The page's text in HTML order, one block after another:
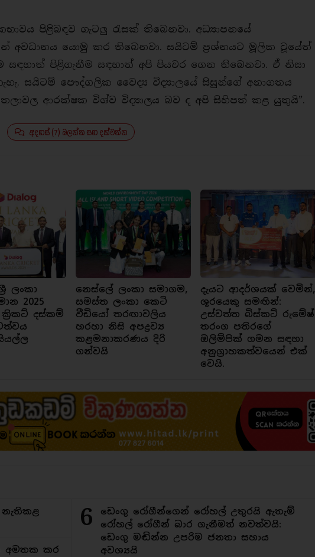
ගැටලු රැසක් තිබෙනවා. අධ්‍යාපනයේ
අවධානය යොමු කර තිබෙනවා. සයිටම් ප්‍රශ්නයට මූලික වූයේත්
පිළිගැනීම සඳහාත් අපි පියවර ගෙන තිබෙනවා. ඒ නිසා
සයිටම් පෞද්ගලික වෛද්‍ය විද්‍යාලයේ සිසුන්ගේ අනාගතය
ආරක්ෂක විශ්ව විද්‍යාලය බව ද අපි සිහිපත් කළ යුතුයි”.
අදහස් (7) බලන්න සහ දක්වන්න
ලංකා
2025
දස්කම්
නෙස්ලේ ලංකා සමාගම,
සමස්ත ලංකා කෙටි
වීඩියෝ තරඟාවලිය
හරහා නිසි අපද්‍රව්‍ය
කළමනාකරණය දිරි
ගන්වයි
දැයට ආදර්ශයක් වෙමින්,
ශූරයෙකු සමඟින්:
උස්වත්ත බිස්කට් රුමේෂ්
තරංග පතිරගේ
ඔලිම්පික් ගමන සඳහා
අනුග්‍රාහකත්වයෙන් එක්
වෙයි.
අමතක කර
6
ඩෙංගු රෝගීන්ගෙන් රෝහල් උතුරයි ඇතැම්
රෝහල් රෝගීන් බාර ගැනීමත් නවත්වයි:
ඩෙංගු මඬින්න උපරිම ජනතා සහාය
අවශ්‍යයි